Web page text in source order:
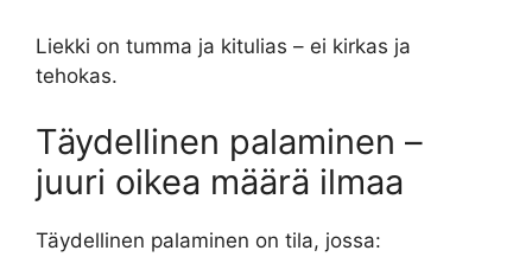
Liekki on tumma ja kitulias – ei kirkas ja
tehokas.
Täydellinen palaminen –
juuri oikea määrä ilmaa
Täydellinen palaminen on tila, jossa: